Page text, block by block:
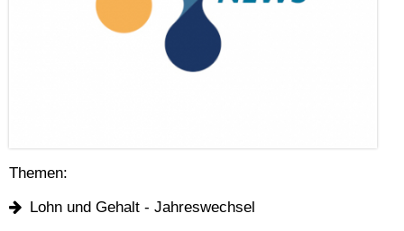
Themen:
Lohn und Gehalt - Jahreswechsel